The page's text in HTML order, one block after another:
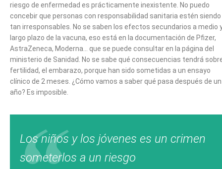
riesgo de enfermedad es prácticamente inexistente. No puedo
concebir que personas con responsabilidad sanitaria estén siendo
tan irresponsables. No se saben los efectos secundarios a medio
largo plazo de la vacuna, eso está en la documentación de Pfizer,
AstraZeneca, Moderna… que se puede consultar en la página del
ministerio de Sanidad. No se sabe qué consecuencias tendrá
fertilidad, el embarazo, porque han sido sometidas a un ensayo
clínico de 2 meses. ¿Cómo vamos a saber qué pasa después de un
año? Es imposible.
Los niños y los jóvenes es un crimen
someterlos a un riesgo